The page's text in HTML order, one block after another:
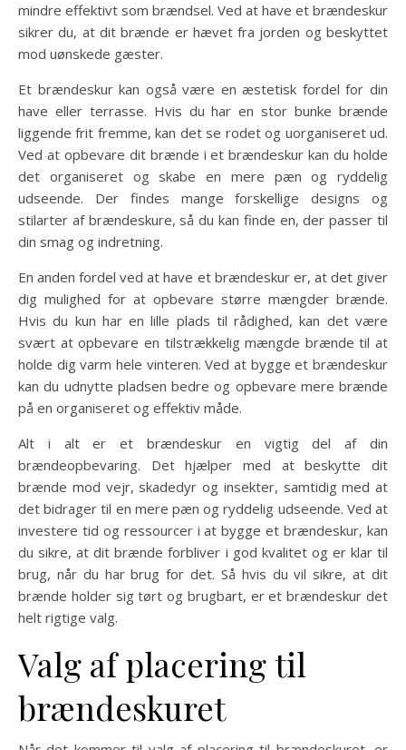
mindre effektivt som brændsel. Ved at have et brændeskur
sikrer du, at dit brænde er hævet fra jorden og beskyttet
mod uønskede gæster.
Et brændeskur kan også være en æstetisk fordel for din
have eller terrasse. Hvis du har en stor bunke brænde
liggende frit fremme, kan det se rodet og uorganiseret ud.
Ved at opbevare dit brænde i et brændeskur kan du holde
det organiseret og skabe en mere pæn og ryddelig
udseende. Der findes mange forskellige designs og
stilarter af brændeskure, så du kan finde en, der passer til
din smag og indretning.
En anden fordel ved at have et brændeskur er, at det giver
dig mulighed for at opbevare større mængder brænde.
Hvis du kun har en lille plads til rådighed, kan det være
svært at opbevare en tilstrækkelig mængde brænde til at
holde dig varm hele vinteren. Ved at bygge et brændeskur
kan du udnytte pladsen bedre og opbevare mere brænde
på en organiseret og effektiv måde.
Alt i alt er et brændeskur en vigtig del af din
brændeopbevaring. Det hjælper med at beskytte dit
brænde mod vejr, skadedyr og insekter, samtidig med at
det bidrager til en mere pæn og ryddelig udseende. Ved at
investere tid og ressourcer i at bygge et brændeskur, kan
du sikre, at dit brænde forbliver i god kvalitet og er klar til
brug, når du har brug for det. Så hvis du vil sikre, at dit
brænde holder sig tørt og brugbart, er et brændeskur det
helt rigtige valg.
Valg af placering til
brændeskuret